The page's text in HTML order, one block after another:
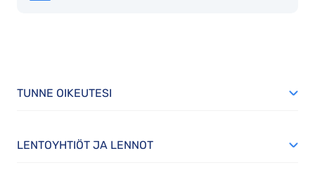
TUNNE OIKEUTESI
LENTOYHTIÖT JA LENNOT